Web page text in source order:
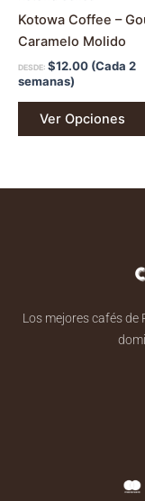
Kotowa Coffee –
Caramelo Molido
DESDE: $12.00 (Cada 2
semanas)
Ver Opciones
Los mejores cafés